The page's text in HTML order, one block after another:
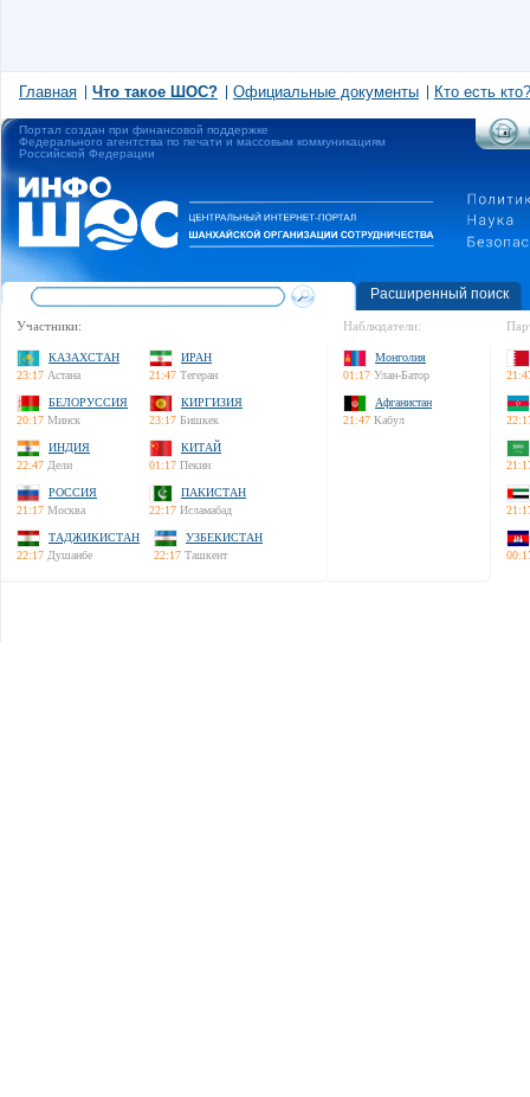
Главная Что такое ШОС? Официальные документы Кто есть кто?
Портал создан при финансовой поддержке
Федерального агентства по печати и массовым коммуникациям
Российской Федерации
Расширенный поиск
Участники:
КАЗАХСТАН
23:17 Астана
ИРАН
21:47 Тегеран
БЕЛОРУССИЯ
20:17 Минск
КИРГИЗИЯ
23:17 Бишкек
ИНДИЯ
22:47 Дели
КИТАЙ
01:17 Пекин
РОССИЯ
21:17 Москва
ПАКИСТАН
22:17 Исламабад
ТАДЖИКИСТАН
22:17 Душанбе
УЗБЕКИСТАН
22:17 Ташкент
Наблюдатели:
Монголия
01:17 Улан-Батор
Афганистан
21:47 Кабул